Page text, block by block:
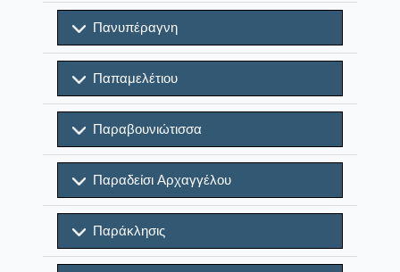
Πανυπέραγνη
Παπαμελέτιου
Παραβουνιώτισσα
Παραδείσι Αρχαγγέλου
Παράκλησις